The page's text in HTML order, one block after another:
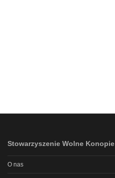
Stowarzyszenie Wolne Konopie
O nas